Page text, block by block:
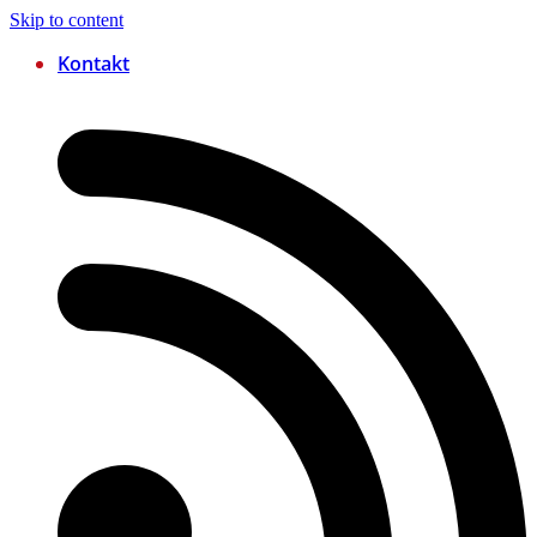
Skip to content
Kontakt